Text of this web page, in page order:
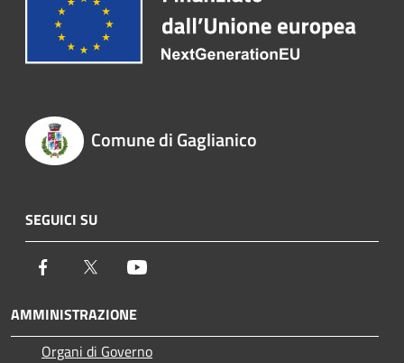
Comune di Gaglianico
SEGUICI SU
Facebook Twitter
AMMINISTRAZIONE
Organi di Governo